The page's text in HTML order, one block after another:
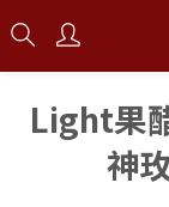
Light果
神